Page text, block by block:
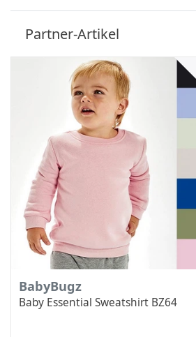
Partner-Artikel
BabyBugz
Baby Essential Sweatshirt BZ64